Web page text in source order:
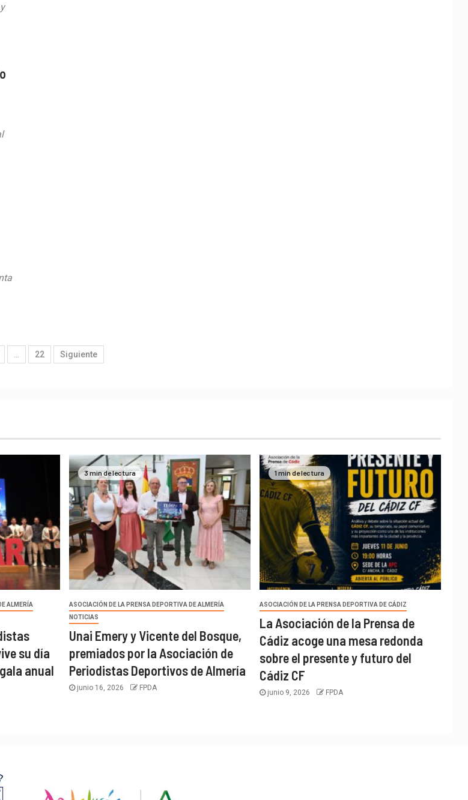
22 Siguiente
ALMERÍA
su día
anual
3 min de lectura
ASOCIACIÓN DE LA PRENSA DEPORTIVA DE ALMERÍA
NOTICIAS
Unai Emery y Vicente del Bosque,
premiados por la Asociación de
Periodistas Deportivos de Almería
junio 16, 2026 FPDA
1 min de lectura
ASOCIACIÓN DE LA PRENSA DEPORTIVA DE CÁDIZ
La Asociación de la Prensa de
Cádiz acoge una mesa redonda
sobre el presente y futuro del
Cádiz CF
junio 9, 2026 FPDA